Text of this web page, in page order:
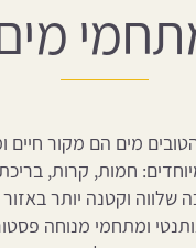
מים הם מקור חיים
חמות, קרות,
שלווה וקטנה יותר
ומתחמי מנוחה